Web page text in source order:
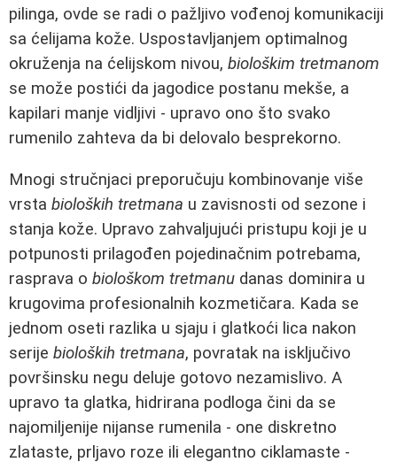
pilinga, ovde se radi o pažljivo vođenoj komunikaciji
sa ćelijama kože. Uspostavljanjem optimalnog
okruženja na ćelijskom nivou, biološkim tretmanom
se može postići da jagodice postanu mekše, a
kapilari manje vidljivi - upravo ono što svako
rumenilo zahteva da bi delovalo besprekorno.
Mnogi stručnjaci preporučuju kombinovanje više
vrsta bioloških tretmana u zavisnosti od sezone i
stanja kože. Upravo zahvaljujući pristupu koji je u
potpunosti prilagođen pojedinačnim potrebama,
rasprava o biološkom tretmanu danas dominira u
krugovima profesionalnih kozmetičara. Kada se
jednom oseti razlika u sjaju i glatkoći lica nakon
serije bioloških tretmana, povratak na isključivo
površinsku negu deluje gotovo nezamislivo. A
upravo ta glatka, hidrirana podloga čini da se
najomiljenije nijanse rumenila - one diskretno
zlataste, prljavo roze ili elegantno ciklamaste -